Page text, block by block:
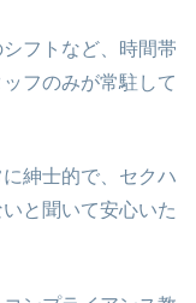
フトなど、時間帯
フのみが常駐して
紳士的で、セクハ
と聞いて安心いた